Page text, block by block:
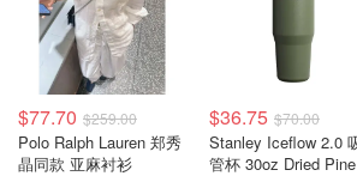
$77.70 $259.00
Polo Ralph Lauren 郑秀
晶同款 亚麻衬衫
$36.75 $70.00
Stanley Iceflow 2.0 吸
管杯 30oz Dried Pine